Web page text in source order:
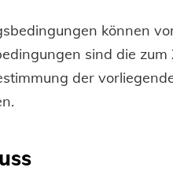
können
sind die
der